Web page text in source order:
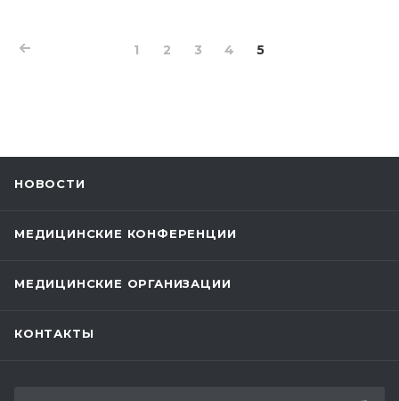
младенческой смертности и улучшению
1 2 3 4 5
НОВОСТИ
МЕДИЦИНСКИЕ КОНФЕРЕНЦИИ
МЕДИЦИНСКИЕ ОРГАНИЗАЦИИ
КОНТАКТЫ